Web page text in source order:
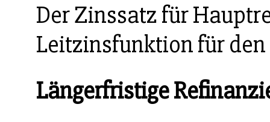
Der Zinssatz für
Leitzinsfunktion für den
Längerfristige